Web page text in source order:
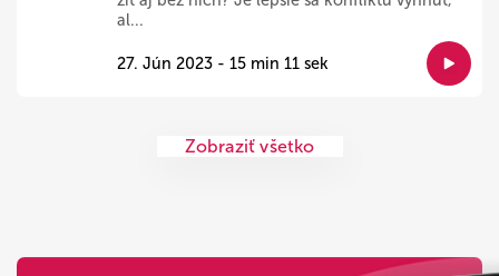
al...
27. Jún 2023 - 15 min 11 sek
Zobraziť všetko